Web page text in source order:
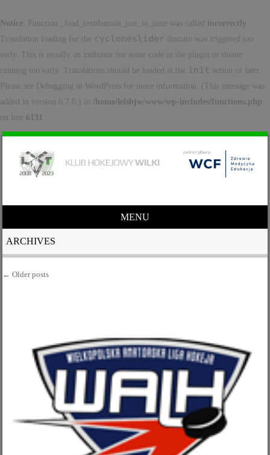
Notice : Function _load_textdomain_just_in_time was called incorrectly
Translation loading for the cycloneslider domain was triggered too
early. This is usually an indicator for some code in the plugin or theme
running too early. Translations should be loaded at the init action or later.
Please see
Debugging in WordPress for more information. (This message was
added in version 6.7.0.) in /home/lelsbjw/www/wp-includes/functions.php
on line 6131
MENU
Skip to content
ARCHIVES
← Older posts